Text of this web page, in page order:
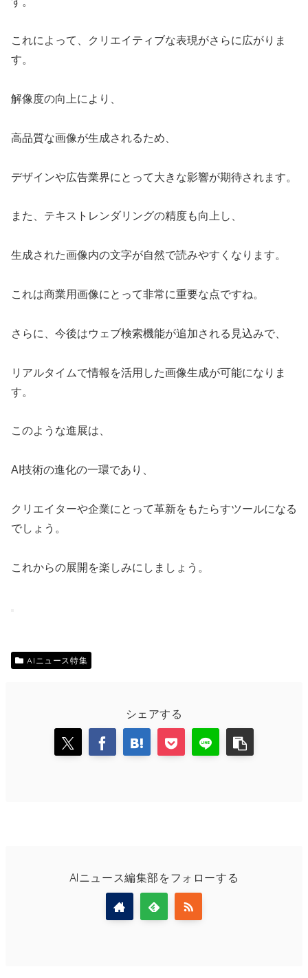
これによって、クリエイティブな表現がさらに広がりま
す。
解像度の向上により、
高品質な画像が生成されるため、
デザインや広告業界にとって大きな影響が期待されます。
また、テキストレンダリングの精度も向上し、
生成された画像内の文字が自然で読みやすくなります。
これは商業用画像にとって非常に重要な点ですね。
さらに、今後はウェブ検索機能が追加される見込みで、
リアルタイムで情報を活用した画像生成が可能になりま
す。
このような進展は、
AI技術の進化の一環であり、
クリエイターや企業にとって革新をもたらすツールになる
でしょう。
これからの展開を楽しみにしましょう。
AIニュース特集
シェアする
AIニュース編集部をフォローする